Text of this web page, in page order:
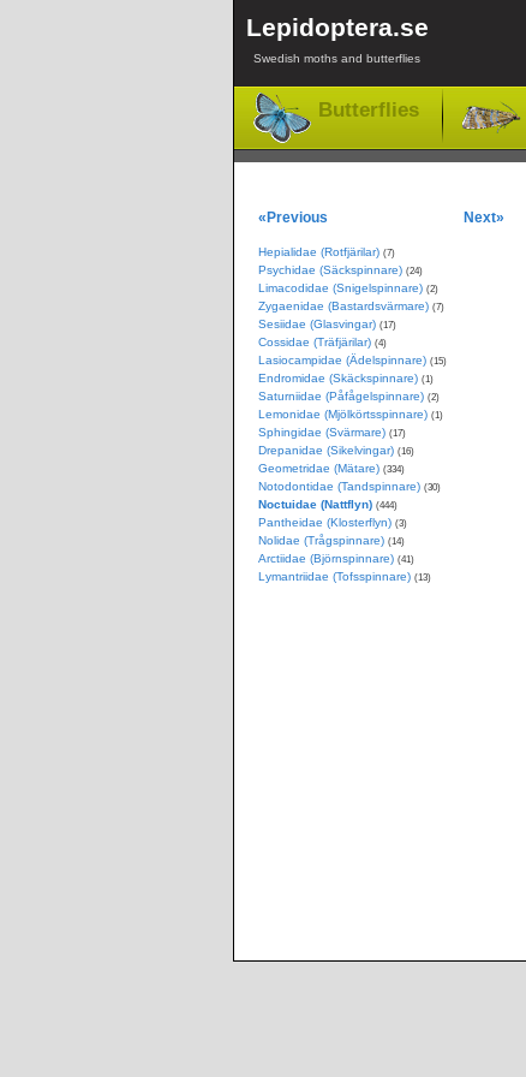
Lepidoptera.se
Swedish moths and butterflies
Butterflies
«Previous Next»
Hepialidae (Rotfjärilar) (7)
Psychidae (Säckspinnare) (24)
Limacodidae (Snigelspinnare) (2)
Zygaenidae (Bastardsvärmare) (7)
Sesiidae (Glasvingar) (17)
Cossidae (Träfjärilar) (4)
Lasiocampidae (Ädelspinnare) (15)
Endromidae (Skäckspinnare) (1)
Saturniidae (Påfågelspinnare) (2)
Lemonidae (Mjölkörtsspinnare) (1)
Sphingidae (Svärmare) (17)
Drepanidae (Sikelvingar) (16)
Geometridae (Mätare) (334)
Notodontidae (Tandspinnare) (30)
Noctuidae (Nattflyn) (444)
Pantheidae (Klosterflyn) (3)
Nolidae (Trågspinnare) (14)
Arctiidae (Björnspinnare) (41)
Lymantriidae (Tofsspinnare) (13)